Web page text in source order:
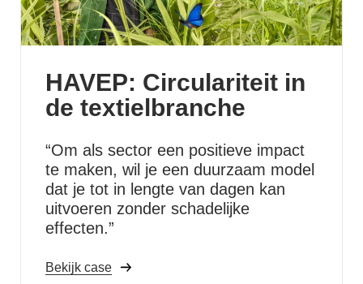
HAVEP: Circulariteit in
de textielbranche
“Om als sector een positieve impact
te maken, wil je een duurzaam model
dat je tot in lengte van dagen kan
uitvoeren zonder schadelijke
effecten.”
Bekijk case